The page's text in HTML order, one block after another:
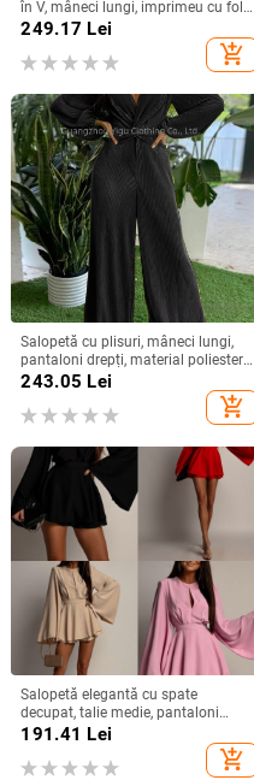
în V, mâneci lungi, imprimeu cu folie
aurie, bretele pentru strângerea
taliei, talie înaltă, stil urban, toamnă
2025
249.17 Lei
add_shopping_cart
Salopetă cu plisuri, mâneci lungi,
pantaloni drepți, material poliester-
spandex, stil street hipster,
243.05 Lei
add_shopping_cart
Salopetă elegantă cu spate
decupat, talie medie, pantaloni
lungime 3/4 și mâneci cu volane
191.41 Lei
add_shopping_cart